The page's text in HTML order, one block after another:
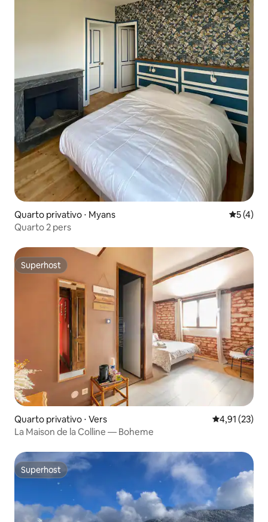
Quarto privativo ⋅ Myans 5 de
5 (4)
Quarto 2 pers
Superhost
Superhost
Quarto privativo ⋅ Vers 4,91 de uma
4,91 (23)
La Maison de la Colline — Boheme
Superhost
Superhost